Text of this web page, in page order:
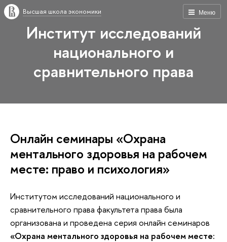
Меню
Высшая школа экономики
Институт исследований
национального и
сравнительного права
Онлайн семинары «Охрана
ментального здоровья на рабочем
месте: право и психология»
Институтом исследований национального и
сравнительного права факультета права была
организована и проведена серия онлайн семинаров
«Охрана ментального здоровья на рабочем месте: